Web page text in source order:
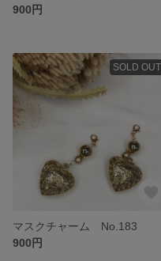
900円
SOLD OUT
マスクチャーム No.183
900円